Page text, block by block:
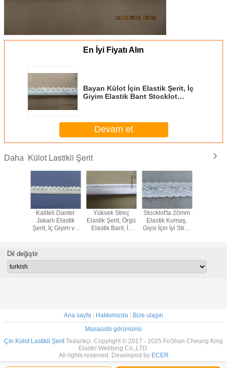
En İyi Fiyatı Alın
Bayan Külot İçin Elastik Şerit, İç
Giyim Elastik Bant Stocklot
Devam et
Daha Külot Lastikli Şerit
Bant
Kaliteli Dantel
Jakarlı Elastik
Şerit, İç Giyim ve
Bant Fabrikası
Yüksek Streç
Elastik Şerit, Örgü
Elastik Bant, İç
sunun
Stocklot'ta 20mm
Elastik Kumaş,
Giysi İçin İyi Streç
Dil değiştir
Ana sayfa | Hakkımızda | Bize ulaşın
Masaüstü görünümü
Çin Külot Lastikli ŞeritTedarikçi. Copyright © 2017 - 2025 FoShan Cheung King
Elastic Webbing Co.,LTD.
All rights reserved. Developed by ECER